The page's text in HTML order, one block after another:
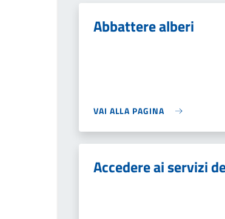
Abbattere alberi
VAI ALLA PAGINA
Accedere ai servizi